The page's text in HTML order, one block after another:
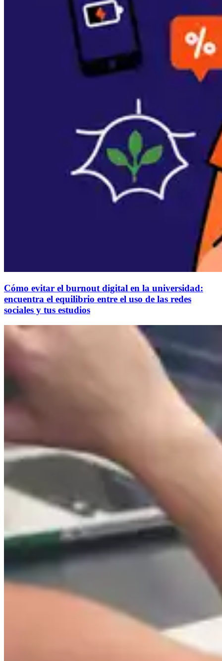
Cómo evitar el burnout digital en la universidad:
encuentra el equilibrio entre el uso de las redes
sociales y tus estudios